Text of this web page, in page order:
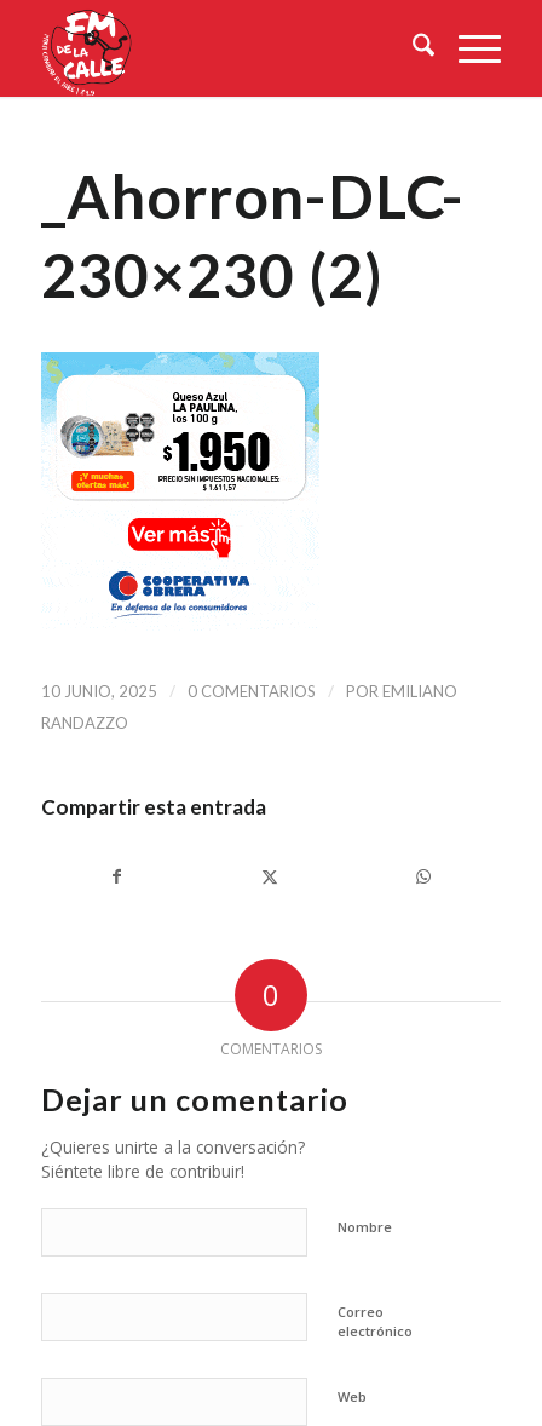
_Ahorron-DLC-
230×230 (2)
10 JUNIO, 2025 / 0 COMENTARIOS / POR EMILIANO
RANDAZZO
Compartir esta entrada
0
COMENTARIOS
Dejar un comentario
¿Quieres unirte a la conversación?
Siéntete libre de contribuir!
Nombre
Correo
electrónico
Web